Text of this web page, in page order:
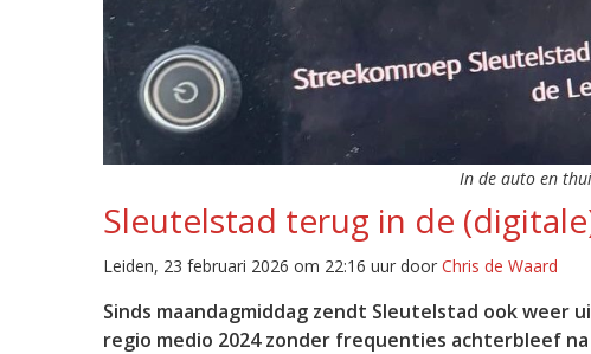
In de auto en
Sleutelstad terug in de
Leiden, 23 februari 2026 om 22:16 uur door Chris de Waard
Sinds maandagmiddag zendt Sleutelstad ook weer
regio medio 2024 zonder frequenties achterbleef